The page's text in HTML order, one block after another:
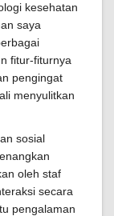
kesehatan
saya
fitur-fiturnya
pengingat
menyulitkan
sosial
oleh staf
secara
pengalaman